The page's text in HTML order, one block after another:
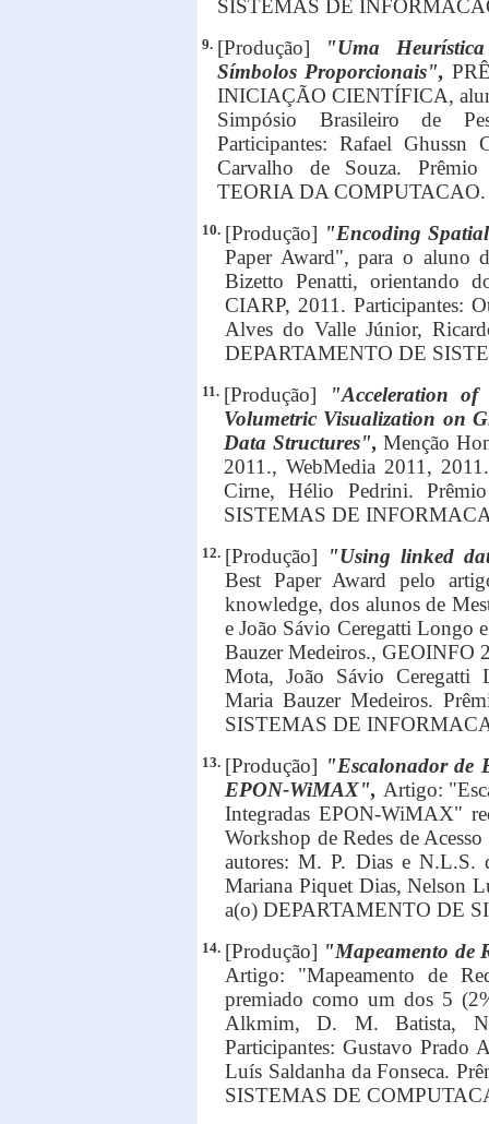
SISTEMAS DE
9. [Produção]
"Uma
Símbolos Proporcionais",
INICIAÇÃO CIENTÍFICA,
Simpósio Brasileiro de
Participantes: Rafael Ghussn
Carvalho de Souza.
TEORIA DA COMPUTACAO.
10. [Produção] "Encoding
Paper Award", para o aluno
Bizetto Penatti, orientando
CIARP, 2011. Participantes:
Alves do Valle Júnior,
DEPARTAMENTO DE
11. [Produção]
"Acceleration
Volumetric Visualization on
Data Structures",Menção
2011., WebMedia 2011,
Cirne, Hélio Pedrini.
SISTEMAS DE
12. [Produção]
"Using linked
Best Paper Award pelo
knowledge, dos alunos de
e João Sávio Ceregatti Longo
Bauzer Medeiros., GEOINFO
Mota, João Sávio Ceregatti
Maria Bauzer Medeiros.
SISTEMAS DE
13. [Produção] "Escalonador de
EPON-WiMAX", Artigo:
Integradas EPON-WiMAX"
Workshop de Redes de
autores: M. P. Dias e N.L.S.
Mariana Piquet Dias, Nelson
a(o) DEPARTAMENTO DE
14. [Produção] "Mapeamento de
Artigo: "Mapeamento de
premiado como um dos 5
Alkmim, D. M. Batista,
Participantes: Gustavo Prado
Luís Saldanha da Fonseca.
SISTEMAS DE